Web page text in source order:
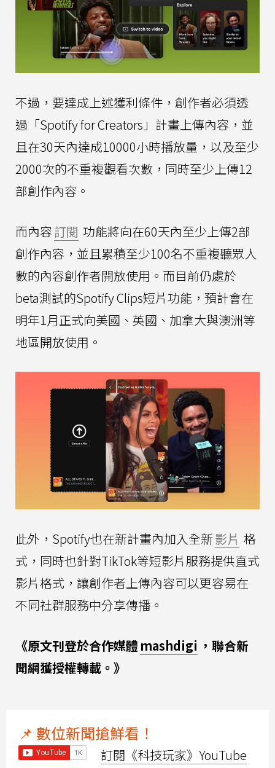
不過，要達成上述獲利條件，創作者必須透
過「Spotify for Creators」計畫上傳內容，並
且在30天內達成10000小時播放量，以及至少
2000次的不重複觀看次數，同時至少上傳12
部創作內容。
而內容訂閱 功能將向在60天內至少上傳2部
創作內容，並且累積至少100名不重複聽眾人
數的內容創作者開放使用。而目前仍處於
beta測試的Spotify Clips短片功能，預計會在
明年1月正式向美國、英國、加拿大與澳洲等
地區開放使用。
此外，Spotify也在新計畫內加入全新影片 格
式，同時也針對TikTok等短影片服務提供直式
影片格式，讓創作者上傳內容可以更容易在
不同社群服務中分享傳播。
《原文刊登於合作媒體 mashdigi ，聯合新
聞網獲授權轉載。》
📌 數位新聞搶鮮看！
訂閱《科技玩家》YouTube